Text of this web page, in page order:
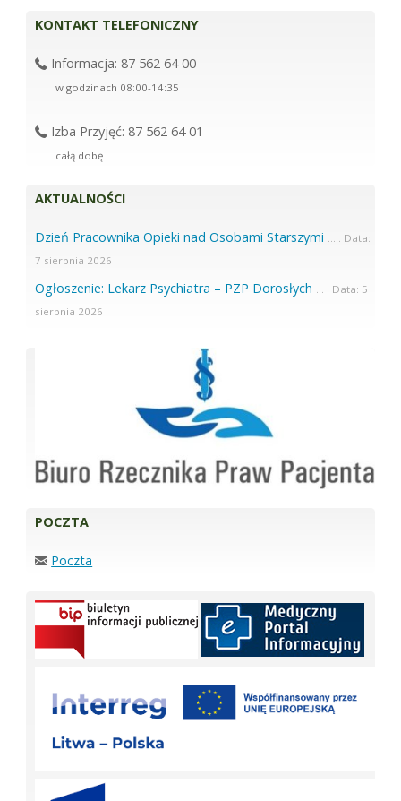
KONTAKT TELEFONICZNY
Informacja: 87 562 64 00
w godzinach 08:00-14:35
Izba Przyjęć: 87 562 64 01
całą dobę
AKTUALNOŚCI
Dzień Pracownika Opieki nad Osobami Starszymi
7 sierpnia 2026
Ogłoszenie: Lekarz Psychiatra – PZP Dorosłych
5
sierpnia 2026
POCZTA
Poczta